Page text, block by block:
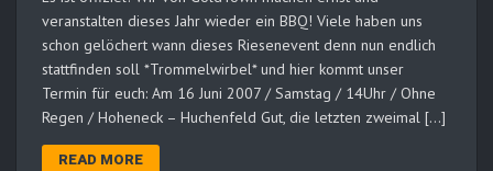
veranstalten dieses Jahr wieder ein BBQ! Viele haben uns
schon gelöchert wann dieses Riesenevent denn nun endlich
stattfinden soll *Trommelwirbel* und hier kommt unser
Termin für euch: Am 16 Juni 2007 / Samstag / 14Uhr / Ohne
Regen / Hoheneck – Huchenfeld Gut, die letzten zweimal […]
READ MORE